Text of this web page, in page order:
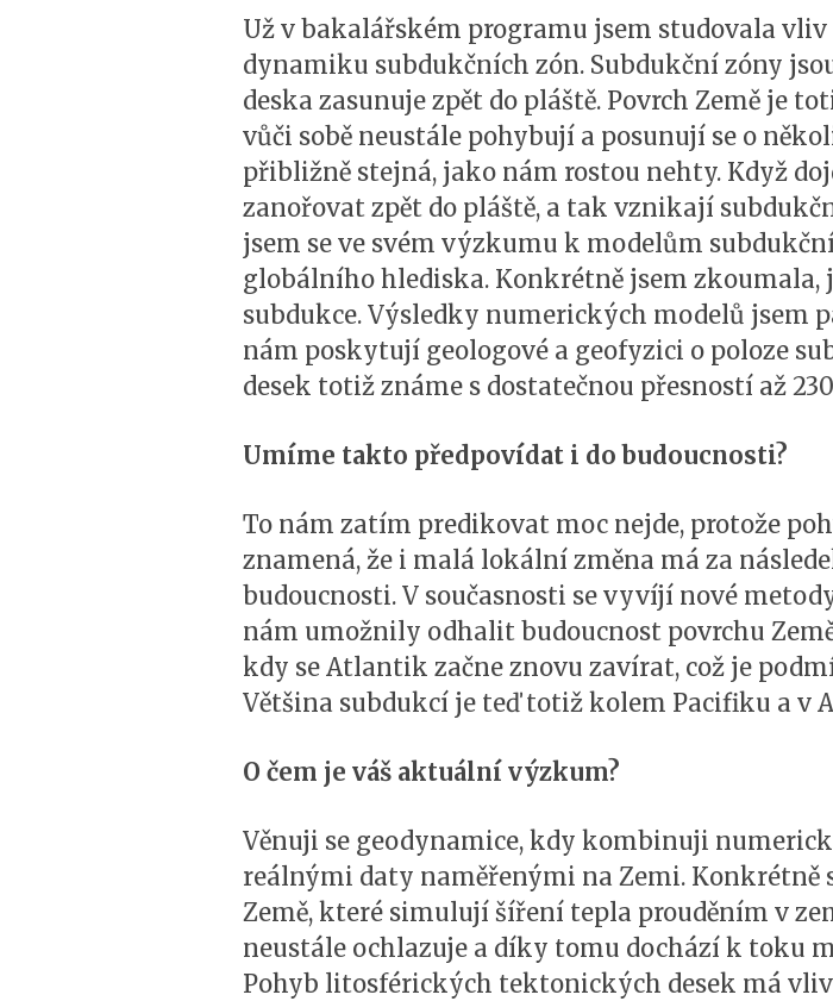
Už v bakalářském programu jsem studovala
dynamiku subdukčních zón. Subdukční zóny
deska zasunuje zpět do pláště. Povrch Země je
vůči sobě neustále pohybují a posunují se o
přibližně stejná, jako nám rostou nehty. Když
zanořovat zpět do pláště, a tak vznikají
jsem se ve svém výzkumu k modelům
globálního hlediska. Konkrétně jsem
subdukce. Výsledky numerických modelů jsem
nám poskytují geologové a geofyzici o poloze
desek totiž známe s dostatečnou přesností až
Umíme takto předpovídat i do budoucnosti?
To nám zatím predikovat moc nejde, protože
znamená, že i malá lokální změna má za
budoucnosti. V současnosti se vyvíjí nové
nám umožnily odhalit budoucnost povrchu
kdy se Atlantik začne znovu zavírat, což je
Většina subdukcí je teď totiž kolem Pacifiku a v
O čem je váš aktuální výzkum?
Věnuji se geodynamice, kdy kombinuji
reálnými daty naměřenými na Zemi.
Země, které simulují šíření tepla prouděním v
neustále ochlazuje a díky tomu dochází k toku
Pohyb litosférických tektonických desek má